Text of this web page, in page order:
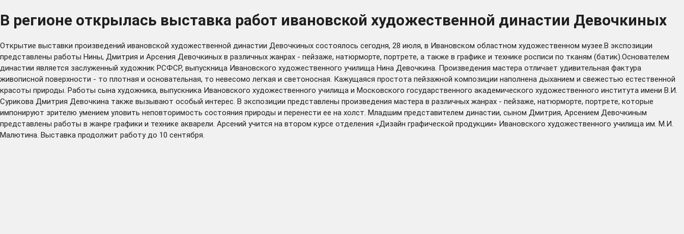
В регионе открылась выставка работ ивановской художественной династии Девочкиных
Открытие выставки произведений ивановской художественной династии Девочкиных состоялось сегодня, 28 июля, в Ивановском областном художественном музее.В экспозиции
представлены работы Нины, Дмитрия и Арсения Девочкиных в различных жанрах - пейзаже, натюрморте, портрете, а также в графике и технике росписи по тканям (батик).Основателем
династии является заслуженный художник РСФСР, выпускница Ивановского художественного училища Нина Девочкина. Произведения мастера отличает удивительная фактура
живописной поверхности - то плотная и основательная, то невесомо легкая и светоносная. Кажущаяся простота пейзажной композиции наполнена дыханием и свежестью естественной
красоты природы. Работы сына художника, выпускника Ивановского художественного училища и Московского государственного академического художественного института имени В.И.
Сурикова Дмитрия Девочкина также вызывают особый интерес. В экспозиции представлены произведения мастера в различных жанрах - пейзаже, натюрморте, портрете, которые
импонируют зрителю умением уловить неповторимость состояния природы и перенести ее на холст. Младшим представителем династии, сыном Дмитрия, Арсением Девочкиным
представлены работы в жанре графики и технике акварели. Арсений учится на втором курсе отделения «Дизайн графической продукции» Ивановского художественного училища им. М.И.
Малютина. Выставка продолжит работу до 10 сентября.